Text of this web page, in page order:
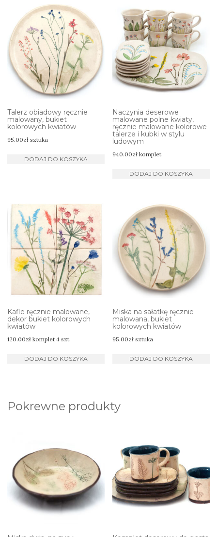
Talerz obiadowy ręcznie
malowany, bukiet
kolorowych kwiatów
95.00zł sztuka
DODAJ DO KOSZYKA
Naczynia deserowe
malowane polne kwiaty,
ręcznie malowane kolorowe
talerze i kubki w stylu
ludowym
940.00zł komplet
DODAJ DO KOSZYKA
Kafle ręcznie malowane,
dekor bukiet kolorowych
kwiatów
120.00zł komplet 4 szt.
DODAJ DO KOSZYKA
Miska na sałatkę ręcznie
malowana, bukiet
kolorowych kwiatów
95.00zł sztuka
DODAJ DO KOSZYKA
Pokrewne produkty